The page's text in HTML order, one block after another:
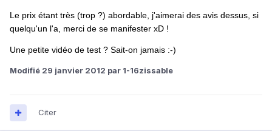
Le prix étant très (trop ?) abordable, j'aimerai des avis dessus, si
quelqu'un l'a, merci de se manifester xD !
Une petite vidéo de test ? Sait-on jamais :-)
Modifié 29 janvier 2012 par 1-16zissable
Citer